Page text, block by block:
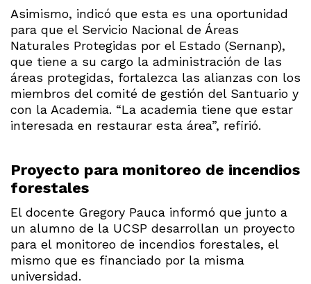
Asimismo, indicó que esta es una oportunidad
para que el Servicio Nacional de Áreas
Naturales Protegidas por el Estado (Sernanp),
que tiene a su cargo la administración de las
áreas protegidas, fortalezca las alianzas con los
miembros del comité de gestión del Santuario y
con la Academia. “La academia tiene que estar
interesada en restaurar esta área”, refirió.
Proyecto para monitoreo de incendios
forestales
El docente Gregory Pauca informó que junto a
un alumno de la UCSP desarrollan un proyecto
para el monitoreo de incendios forestales, el
mismo que es financiado por la misma
universidad.